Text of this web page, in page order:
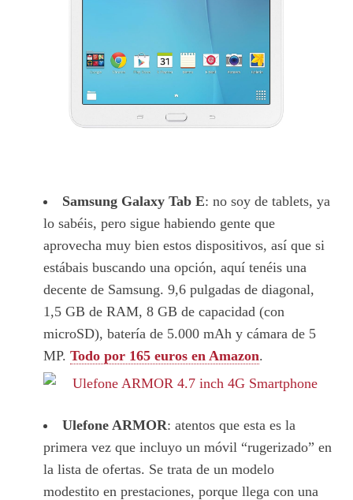
Samsung Galaxy Tab E: no soy de tablets, ya
lo sabéis, pero sigue habiendo gente que
aprovecha muy bien estos dispositivos, así que si
estábais buscando una opción, aquí tenéis una
decente de Samsung. 9,6 pulgadas de diagonal,
1,5 GB de RAM, 8 GB de capacidad (con
microSD), batería de 5.000 mAh y cámara de 5
MP. Todo por 165 euros en Amazon.
Ulefone ARMOR: atentos que esta es la
primera vez que incluyo un móvil “rugerizado” en
la lista de ofertas. Se trata de un modelo
modestito en prestaciones, porque llega con una